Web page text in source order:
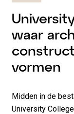
waar
vormen
Midden in de
University